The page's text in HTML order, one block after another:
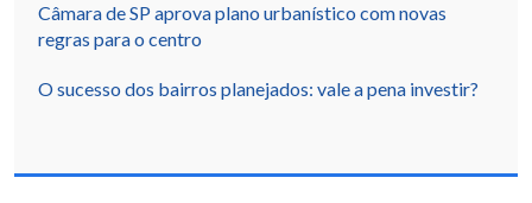
Câmara de SP aprova plano urbanístico com novas
regras para o centro
O sucesso dos bairros planejados: vale a pena investir?